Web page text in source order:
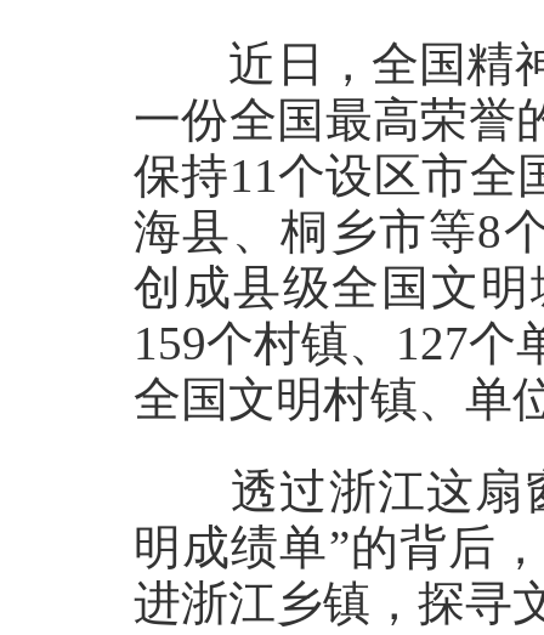
近日，全国精神
一份全国最高荣誉
保持11个设区市全
海县、桐乡市等8
创成县级全国文
159个村镇、127个
全国文明村镇、单
透过浙江这扇窗
明成绩单”的背后
进浙江乡镇，探寻